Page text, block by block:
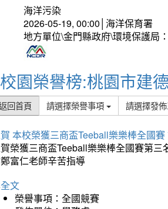
海洋污染
2026-05-19, 00:00│海洋保育署
地方單位\金門縣政府\環境保護局
校園榮譽榜:桃園市建
回首頁 請選擇榮譽事項 請選擇發
本校榮獲三商盃Teeball樂樂棒全國賽
榮獲三商盃Teeball樂樂棒全國賽第
富仁老師辛苦指導
文
榮譽事項：全國競賽